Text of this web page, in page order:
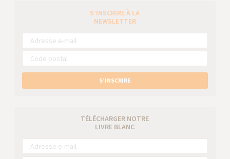
S’INSCRIRE À LA
NEWSLETTER
S’INSCRIRE
TÉLÉCHARGER NOTRE
LIVRE BLANC